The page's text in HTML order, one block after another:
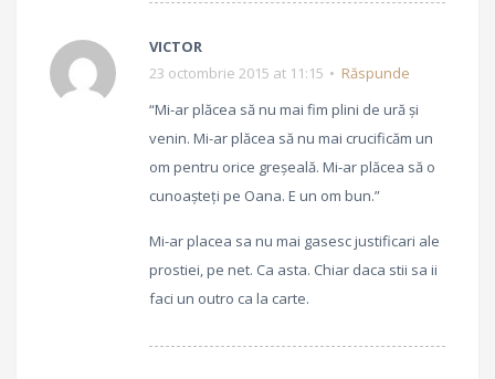
VICTOR
23 octombrie 2015 at 11:15
Răspunde
“Mi-ar plăcea să nu mai fim plini de ură și
venin. Mi-ar plăcea să nu mai crucificăm un
om pentru orice greșeală. Mi-ar plăcea să o
cunoașteți pe Oana. E un om bun.”
Mi-ar placea sa nu mai gasesc justificari ale
prostiei, pe net. Ca asta. Chiar daca stii sa ii
faci un outro ca la carte.